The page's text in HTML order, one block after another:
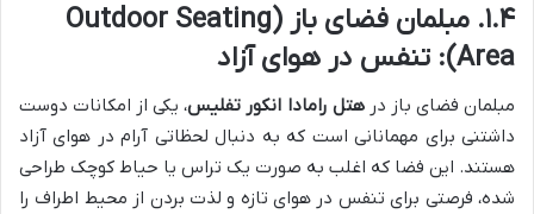
۱.۴. مبلمان فضای باز (Outdoor Seating
Area): تنفس در هوای آزاد
مبلمان فضای باز درهتل رامادا انکور تفلیس، یکی از امکانات دوست
داشتنی برای مهمانانی است که به دنبال لحظاتی آرام در هوای آزاد
هستند. این فضا که اغلب به صورت یک تراس یا حیاط کوچک طراحی
شده، فرصتی برای تنفس در هوای تازه و لذت بردن از محیط اطراف را